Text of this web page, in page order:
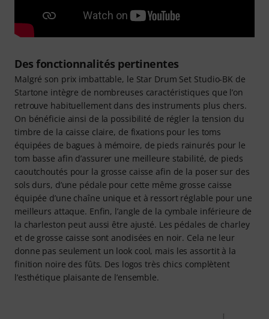
Des fonctionnalités pertinentes
Malgré son prix imbattable, le Star Drum Set Studio-BK de
Startone intègre de nombreuses caractéristiques que l’on
retrouve habituellement dans des instruments plus chers.
On bénéficie ainsi de la possibilité de régler la tension du
timbre de la caisse claire, de fixations pour les toms
équipées de bagues à mémoire, de pieds rainurés pour le
tom basse afin d’assurer une meilleure stabilité, de pieds
caoutchoutés pour la grosse caisse afin de la poser sur des
sols durs, d’une pédale pour cette même grosse caisse
équipée d’une chaîne unique et à ressort réglable pour une
meilleurs attaque. Enfin, l’angle de la cymbale inférieure de
la charleston peut aussi être ajusté. Les pédales de charley
et de grosse caisse sont anodisées en noir. Cela ne leur
donne pas seulement un look cool, mais les assortit à la
finition noire des fûts. Des logos très chics complètent
l’esthétique plaisante de l’ensemble.